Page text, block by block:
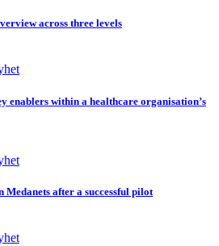
across three levels
enablers within a healthcare organisation’s
Medanets after a successful pilot